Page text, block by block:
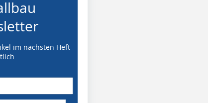
im nächsten Heft